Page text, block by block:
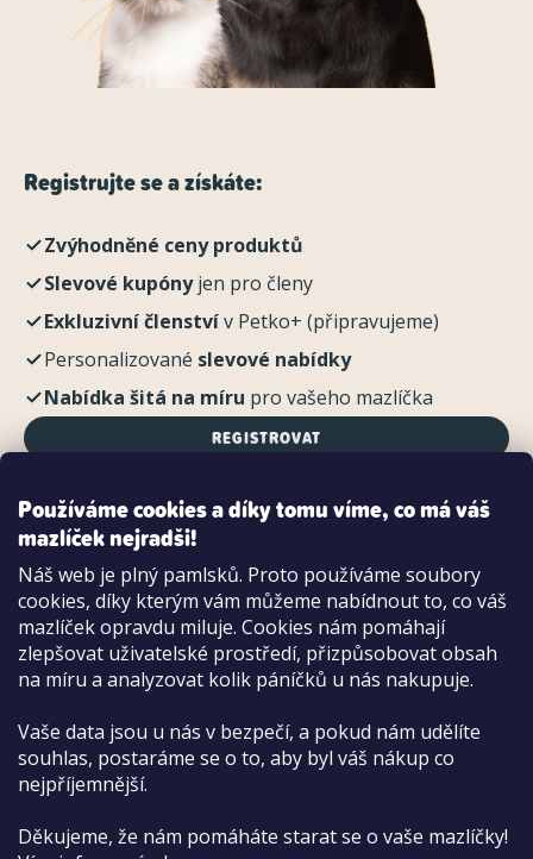
Používáme cookies a díky tomu víme, co má váš
mazlíček nejradši!
Náš web je plný pamlsků. Proto používáme soubory
cookies, díky kterým vám můžeme nabídnout to, co váš
mazlíček opravdu miluje. Cookies nám pomáhají
zlepšovat uživatelské prostředí, přizpůsobovat obsah
na míru a analyzovat kolik páníčků u nás nakupuje.
Vaše data jsou u nás v bezpečí, a pokud nám udělíte
souhlas, postaráme se o to, aby byl váš nákup co
nejpříjemnější.
Děkujeme, že nám pomáháte starat se o vaše mazlíčky!
Registrujte se a získáte:
Zvýhodněné ceny produktů
Slevové kupónyjen pro členy
Exkluzivní členstvív Petko+ (připravujeme)
Personalizované slevové nabídky
Nabídka šitá na míru pro vašeho mazlíčka
REGISTROVAT
Možnosti platby:
Dobírkou
Hotově i kartou na pobočce